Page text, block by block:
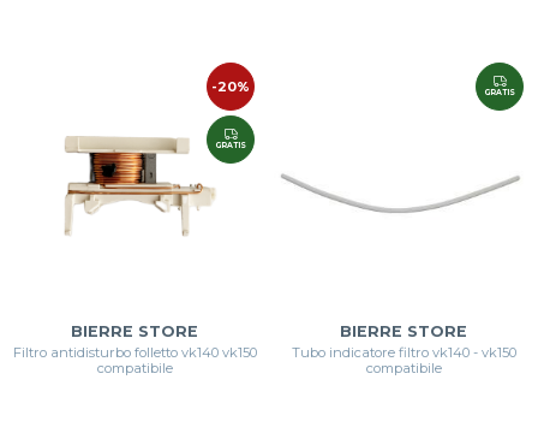
-20%
GRATIS
BIERRE STORE
Filtro antidisturbo folletto vk140 vk150
compatibile
GRATIS
BIERRE STORE
Tubo indicatore filtro vk140 - vk150
compatibile